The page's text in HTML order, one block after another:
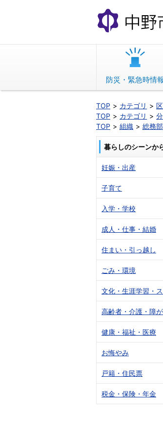
文
へ
動
防災・緊急時情
TOP カテゴリ
TOP
カテゴリ
TOP
組織 総務部
暮らしのシーンか
妊娠・出産
子育て
入学・学校
成人・仕事・結婚
住まい・引っ越し
ごみ・環境
文化・生涯学習・
高齢者・介護・障
健康・福祉・医療
お悔やみ
戸籍・住民票
税金・保険・年金